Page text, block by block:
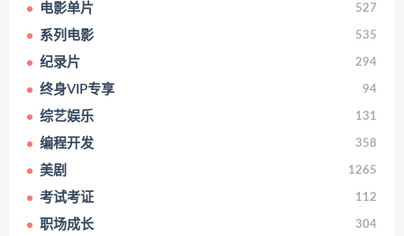
电影单片 527
系列电影 535
纪录片 294
终身VIP专享 94
综艺娱乐 131
编程开发 358
美剧 1265
考试考证 112
职场成长 304